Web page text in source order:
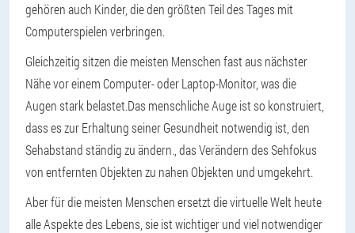
gehören auch Kinder, die den größten Teil des Tages mit
Computerspielen verbringen.
Gleichzeitig sitzen die meisten Menschen fast aus nächster
Nähe vor einem Computer- oder Laptop-Monitor, was die
Augen stark belastet.Das menschliche Auge ist so konstruiert,
dass es zur Erhaltung seiner Gesundheit notwendig ist, den
Sehabstand ständig zu ändern. , das Verändern des Sehfokus
von entfernten Objekten zu nahen Objekten und umgekehrt.
Aber für die meisten Menschen ersetzt die virtuelle Welt heute
alle Aspekte des Lebens, sie ist wichtiger und viel notwendiger